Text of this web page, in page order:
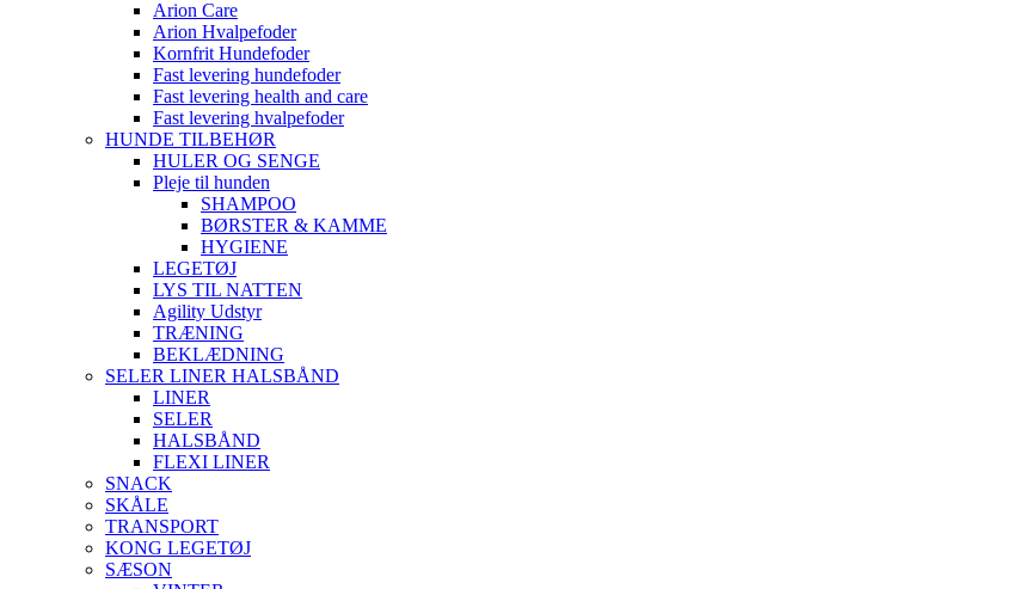
Arion Care
Arion Hvalpefoder
Kornfrit Hundefoder
Fast levering hundefoder
Fast levering health and care
Fast levering hvalpefoder
HUNDE TILBEHØR
HULER OG SENGE
Pleje til hunden
SHAMPOO
BØRSTER & KAMME
HYGIENE
LEGETØJ
LYS TIL NATTEN
Agility Udstyr
TRÆNING
BEKLÆDNING
SELER LINER HALSBÅND
LINER
SELER
HALSBÅND
FLEXI LINER
SNACK
SKÅLE
TRANSPORT
KONG LEGETØJ
SÆSON